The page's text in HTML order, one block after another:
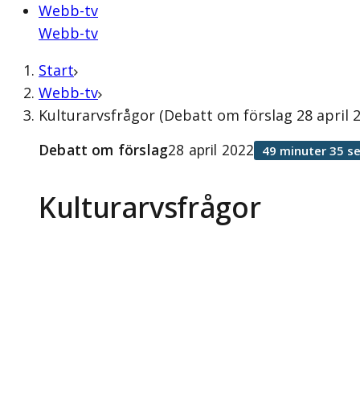
Webb-tv
Webb-tv
Start
Webb-tv
Kulturarvsfrågor (Debatt om förslag 28 april
Kulturarvsfrågor
Debatt om förslag28 april 2022 49 minuter 35